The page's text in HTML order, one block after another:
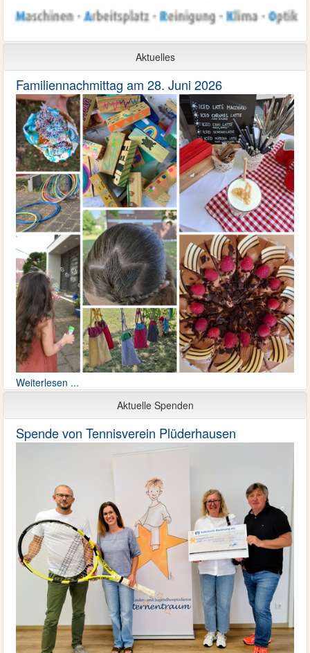
Aktuelles
Familiennachmittag am 28. Juni 2026
Weiterlesen ...
Aktuelle Spenden
Spende von Tennisverein Plüderhausen